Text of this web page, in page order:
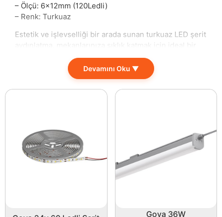
– Ölçü: 6x12mm (120Ledli)
– Renk: Turkuaz
Estetik ve işlevselliği bir arada sunan turkuaz LED şerit
aydınlatma, mekanlarınıza şıklık katmak için ideal bir
tercihtir. 25 metre uzunluğundaki rulosu ile geniş
alanlarda bile etkili bir aydınlatma sağlar. 2200 Lümen
ultra parlak ışık akışı, sizlere canlı ve sıcak bir atmosfer
sunarak mekanların ambiyansını benzersiz bir hale
ve balkonlar gibi dış mekanlarda da kullanıma
uygundur. IP65 koruma sınıfı sayesinde suya ve toza
karşı dayanıklıdır, bu da dış ortamlarda güvenli bir
şekilde kullanımını mümkün kılar. 10 Watt güç tüketimi
ile enerji tasarrufu sağlar, böylece elektrik
faturalarınızı düşürürken çevre dostu bir çözüme de
Şerit, 6×12 mm ölçüleri ile 120 LED içermektedir ve
Devamını Oku ▼
Goya 36W